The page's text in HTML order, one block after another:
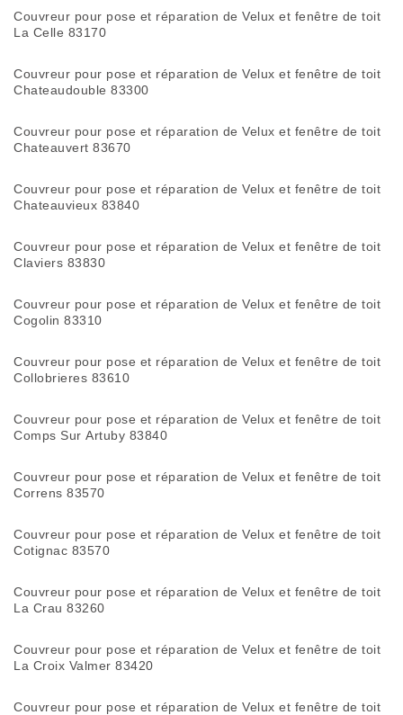
Couvreur pour pose et réparation de Velux et fenêtre de toit
La Celle 83170
Couvreur pour pose et réparation de Velux et fenêtre de toit
Chateaudouble 83300
Couvreur pour pose et réparation de Velux et fenêtre de toit
Chateauvert 83670
Couvreur pour pose et réparation de Velux et fenêtre de toit
Chateauvieux 83840
Couvreur pour pose et réparation de Velux et fenêtre de toit
Claviers 83830
Couvreur pour pose et réparation de Velux et fenêtre de toit
Cogolin 83310
Couvreur pour pose et réparation de Velux et fenêtre de toit
Collobrieres 83610
Couvreur pour pose et réparation de Velux et fenêtre de toit
Comps Sur Artuby 83840
Couvreur pour pose et réparation de Velux et fenêtre de toit
Correns 83570
Couvreur pour pose et réparation de Velux et fenêtre de toit
Cotignac 83570
Couvreur pour pose et réparation de Velux et fenêtre de toit
La Crau 83260
Couvreur pour pose et réparation de Velux et fenêtre de toit
La Croix Valmer 83420
Couvreur pour pose et réparation de Velux et fenêtre de toit